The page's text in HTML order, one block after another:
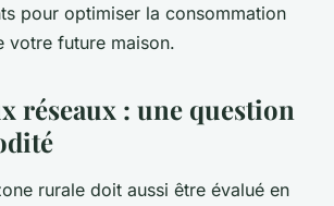
pour optimiser la consommation
votre future maison.
réseaux : une question
rurale doit aussi être évalué en